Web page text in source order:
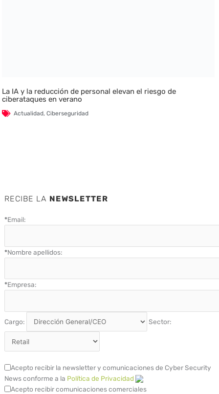
La IA y la reducción de personal elevan el riesgo de
ciberataques en verano
Actualidad,Ciberseguridad
RECIBE LA NEWSLETTER
*Email:
*Nombre apellidos:
*Empresa:
Cargo: Sector:
Acepto recibir la newsletter y comunicaciones de Cyber Security
News conforme a la Política de Privacidad
Acepto recibir comunicaciones comerciales